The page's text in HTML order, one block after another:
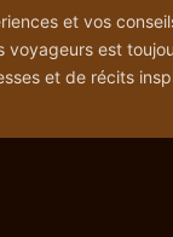
et vos
voyageurs est
et de récits